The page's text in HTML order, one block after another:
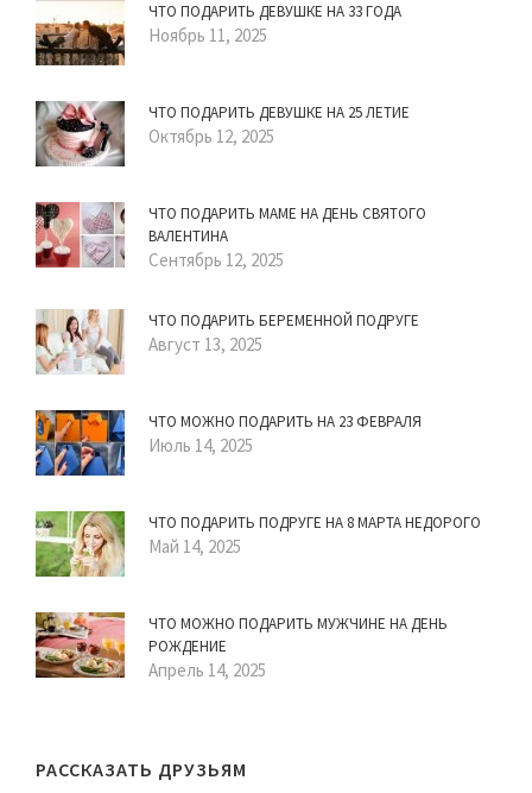
ЧТО ПОДАРИТЬ ДЕВУШКЕ НА 33 ГОДА
Ноябрь 11, 2025
ЧТО ПОДАРИТЬ ДЕВУШКЕ НА 25 ЛЕТИЕ
Октябрь 12, 2025
ЧТО ПОДАРИТЬ МАМЕ НА ДЕНЬ СВЯТОГО
ВАЛЕНТИНА
Сентябрь 12, 2025
ЧТО ПОДАРИТЬ БЕРЕМЕННОЙ ПОДРУГЕ
Август 13, 2025
ЧТО МОЖНО ПОДАРИТЬ НА 23 ФЕВРАЛЯ
Июль 14, 2025
ЧТО ПОДАРИТЬ ПОДРУГЕ НА 8 МАРТА НЕДОРОГО
Май 14, 2025
ЧТО МОЖНО ПОДАРИТЬ МУЖЧИНЕ НА ДЕНЬ
РОЖДЕНИЕ
Апрель 14, 2025
РАССКАЗАТЬ ДРУЗЬЯМ